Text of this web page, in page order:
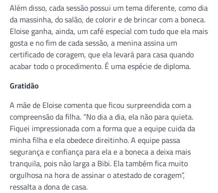
Além disso, cada sessão possui um tema diferente, como dia
da massinha, do salão, de colorir e de brincar com a boneca.
Eloise ganha, ainda, um café especial com tudo que ela mais
gosta e no fim de cada sessão, a menina assina um
certificado de coragem, que ela levará para casa quando
acabar todo o procedimento. É uma espécie de diploma.
Gratidão
A mãe de Eloise comenta que ficou surpreendida com a
compreensão da filha. “No dia a dia, ela não para quieta.
Fiquei impressionada com a forma que a equipe cuida da
minha filha e ela obedece direitinho. A equipe passa
segurança e confiança para ela e a boneca a deixa mais
tranquila, pois não larga a Bibi. Ela também fica muito
orgulhosa na hora de assinar o atestado de coragem”,
ressalta a dona de casa.